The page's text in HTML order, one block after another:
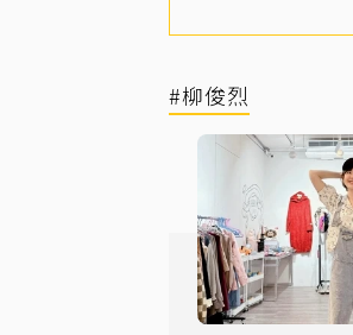
#柳俊烈